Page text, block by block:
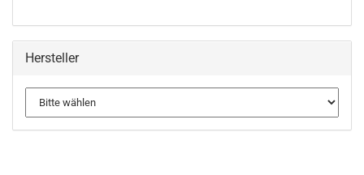
Hersteller